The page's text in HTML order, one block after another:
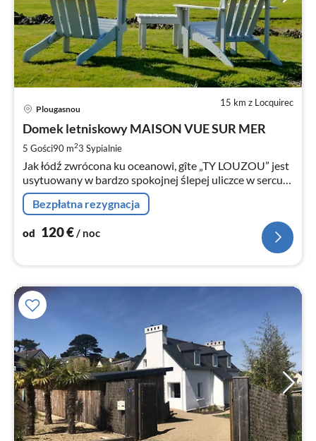
15 km z Locquirec
Plougasnou
Domek letniskowy MAISON VUE SUR MER
5 Gości90 m23 Sypialnie
Jak łódź zwrócona ku oceanowi, gîte „TY LOUZOU” jest
usytuowany w bardzo spokojnej ślepej uliczce w sercu
ZATOKI MORLAIX.
Bezpłatna rezygnacja
od 120€/ noc